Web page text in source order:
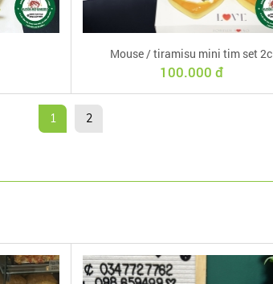
Mouse / tiramisu mini tim set 2c
100.000 đ
1 2